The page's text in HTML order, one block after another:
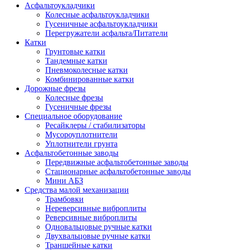
Асфальтоукладчики
Колесные асфальтоукладчики
Гусеничные асфальтоукладчики
Перегружатели асфальта/Питатели
Катки
Грунтовые катки
Тандемные катки
Пневмоколесные катки
Комбинированные катки
Дорожные фрезы
Колесные фрезы
Гусеничные фрезы
Специальное оборудование
Ресайклеры / стабилизаторы
Мусороуплотнители
Уплотнители грунта
Асфальтобетонные заводы
Передвижные асфальтобетонные заводы
Стационарные асфальтобетонные заводы
Мини АБЗ
Средства малой механизации
Трамбовки
Нереверсивные виброплиты
Реверсивные виброплиты
Одновальцовые ручные катки
Двухвальцовые ручные катки
Траншейные катки